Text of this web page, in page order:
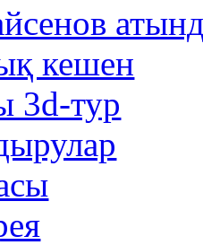
кешен
3d-тур